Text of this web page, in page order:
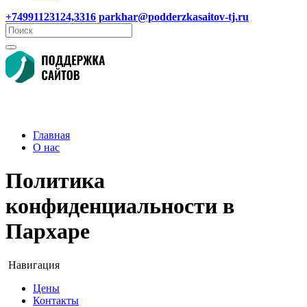
+74991123124,3316 parkhar@podderzkasaitov-tj.ru
Главная
О нас
Политика
конфиденциальности в
Пархаре
Навигация
Цены
Контакты